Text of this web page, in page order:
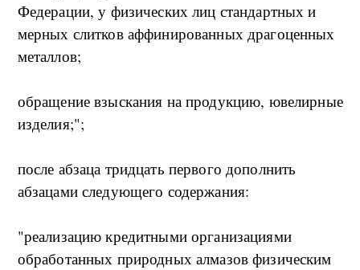
Федерации, у физических лиц стандартных и
мерных слитков аффинированных драгоценных
металлов;
обращение взыскания на продукцию, ювелирные
изделия;";
после абзаца тридцать первого дополнить
абзацами следующего содержания:
"реализацию кредитными организациями
обработанных природных алмазов физическим